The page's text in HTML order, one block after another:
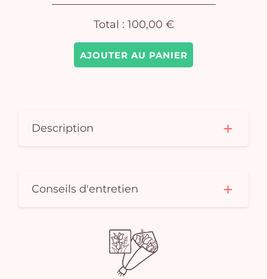
AJOUTER AU PANIER
Total : 100,00 €
Description
Conseils d'entretien